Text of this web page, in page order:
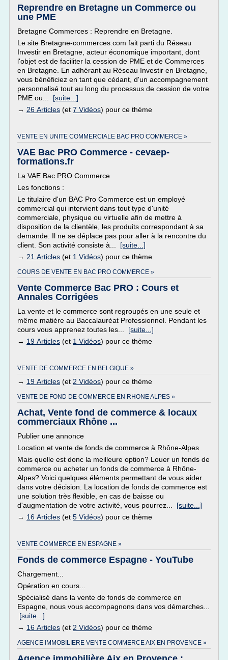
Reprendre en Bretagne un Commerce ou
une PME
Bretagne Commerces : Reprendre en Bretagne.
Le site Bretagne-commerces.com fait parti du Réseau
Investir en Bretagne, acteur économique important, dont
l'objet est de faciliter la cession de PME et de Commerces
en Bretagne. En adhérant au Réseau Investir en Bretagne,
vous bénéficiez en tant que cédant, d'un accompagnement
personnalisé tout au long du processus de cession de votre
PME ou... [suite...]
→ 26 Articles (et 7 Vidéos) pour ce thème
VENTE EN UNITE COMMERCIALE BAC PRO COMMERCE »
VAE Bac PRO Commerce - cevaep-
formations.fr
La VAE Bac PRO Commerce
Les fonctions :
Le titulaire d'un BAC Pro Commerce est un employé
commercial qui intervient dans tout type d'unité
commerciale, physique ou virtuelle afin de mettre à
disposition de la clientèle, les produits correspondant à sa
demande. Il ne se déplace pas pour aller à la rencontre du
client. Son activité consiste à... [suite...]
→ 21 Articles (et 1 Vidéos) pour ce thème
COURS DE VENTE EN BAC PRO COMMERCE »
Vente Commerce Bac PRO : Cours et
Annales Corrigées
La vente et le commerce sont regroupés en une seule et
même matière au Baccalauréat Professionnel. Pendant les
cours vous apprenez toutes les... [suite...]
→ 19 Articles (et 1 Vidéos) pour ce thème
VENTE DE COMMERCE EN BELGIQUE »
→ 19 Articles (et 2 Vidéos) pour ce thème
VENTE DE FOND DE COMMERCE EN RHONE ALPES »
Achat, Vente fond de commerce & locaux
commerciaux Rhône ...
Publier une annonce
Location et vente de fonds de commerce à Rhône-Alpes
Mais quelle est donc la meilleure option? Louer un fonds de
commerce ou acheter un fonds de commerce à Rhône-
Alpes? Voici quelques éléments permettant de vous aider
dans votre décision. La location de fonds de commerce est
une solution très flexible, en cas de baisse ou
d'augmentation de votre activité, vous pourrez... [suite...]
→ 16 Articles (et 5 Vidéos) pour ce thème
VENTE COMMERCE EN ESPAGNE »
Fonds de commerce Espagne - YouTube
Chargement...
Opération en cours...
Spécialisé dans la vente de fonds de commerce en
Espagne, nous vous accompagnons dans vos démarches...
[suite...]
→ 16 Articles (et 2 Vidéos) pour ce thème
AGENCE IMMOBILIERE VENTE COMMERCE AIX EN PROVENCE »